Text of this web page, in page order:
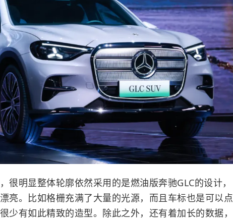
很明显整体轮廓依然采用的是燃油版奔驰GLC的设计，
亮。比如格栅充满了大量的光源，而且车标也是可以点
少有如此精致的造型。除此之外，还有着加长的数据，